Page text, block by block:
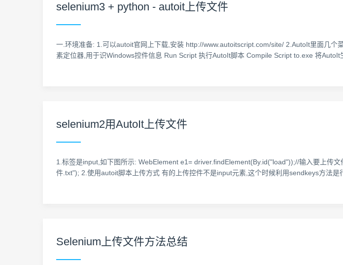
selenium3 + python - autoit上传文件
一.环境准备: 1.可以autoit官网上下载,安装 http://www.autoitscript.com/site/ 2.AutoIt里面几
素定位器,用于识Windows控件信息 Run Script 执行AutoIt脚本 Compile Script to.exe 将
selenium2用AutoIt上传文件
1.标签是input,如下图所示: WebElement e1= driver.findElement(By.id("load"));//输入要上传
件.txt"); 2.使用autoit脚本上传方式 有的上传控件不是input元素,这个时候利用sendkeys方法
Selenium上传文件方法总结